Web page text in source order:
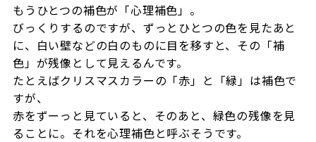
もうひとつの補色が「心理補色」。
びっくりするのですが、ずっとひとつの色を見たあと
に、白い壁などの白のものに目を移すと、その「補
色」が残像として見えるんです。
たとえばクリスマスカラーの「赤」と「緑」は補色で
すが、
赤をずーっと見ていると、そのあと、緑色の残像を見
ることに。それを心理補色と呼ぶそうです。